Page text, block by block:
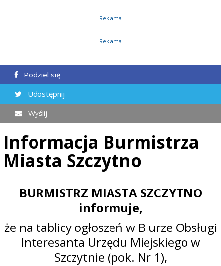
Reklama
Reklama
Podziel się
Udostępnij
Wyślij
Informacja Burmistrza
Miasta Szczytno
BURMISTRZ MIASTA SZCZYTNO
informuje,
że na tablicy ogłoszeń w Biurze Obsługi
Interesanta Urzędu Miejskiego w
Szczytnie (pok. Nr 1),